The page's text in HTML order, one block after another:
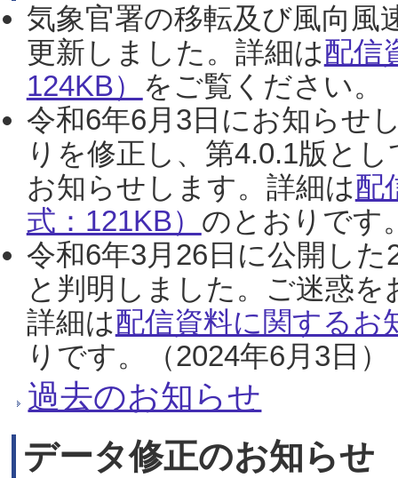
気象官署の移転及び風向風
更新しました。詳細は配信
124KB） をご覧ください。
令和6年6月3日にお知らせ
りを修正し、第4.0.1版と
お知らせします。詳細は配
式：121KB） のとおりです
令和6年3月26日に公開し
と判明しました。ご迷惑
詳細は配信資料に関するお
りです。（2024年6月3日）
過去のお知らせ
データ修正のお知らせ